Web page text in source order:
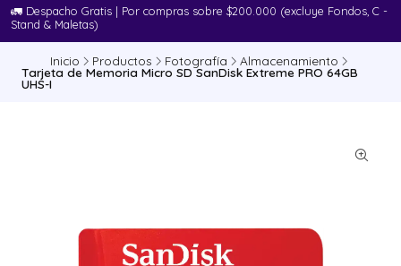
🚛​ Despacho Gratis | Por compras sobre $200.000 (excluye Fondos, C -
Stand & Maletas)
Inicio Productos Fotografía Almacenamiento
Tarjeta de Memoria Micro SD SanDisk Extreme PRO 64GB
UHS-I